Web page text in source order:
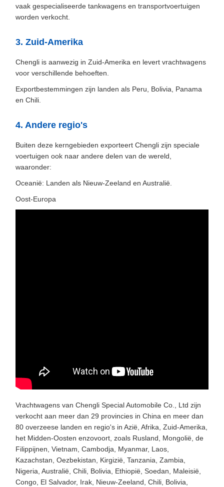
vaak gespecialiseerde tankwagens en transportvoertuigen
worden verkocht.
3. Zuid-Amerika
Chengli is aanwezig in Zuid-Amerika en levert vrachtwagens
voor verschillende behoeften.
Exportbestemmingen zijn landen als Peru, Bolivia, Panama
en Chili.
4. Andere regio's
Buiten deze kerngebieden exporteert Chengli zijn speciale
voertuigen ook naar andere delen van de wereld,
waaronder:
Oceanië: Landen als Nieuw-Zeeland en Australië.
Oost-Europa
Vrachtwagens van Chengli Special Automobile Co., Ltd zijn
verkocht aan meer dan 29 provincies in China en meer dan
80 overzeese landen en regio's in Azië, Afrika, Zuid-Amerika,
het Midden-Oosten enzovoort, zoals Rusland, Mongolië, de
Filippijnen, Vietnam, Cambodja, Myanmar, Laos,
Kazachstan, Oezbekistan, Kirgizië, Tanzania, Zambia,
Nigeria, Australië, Chili, Bolivia, Ethiopië, Soedan, Maleisië,
Congo, El Salvador, Irak, Nieuw-Zeeland, Chili, Bolivia,